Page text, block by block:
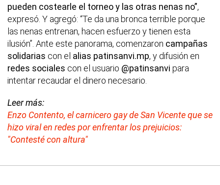
pueden costearle el torneo y las otras nenas no”,
expresó. Y agregó: “Te da una bronca terrible porque
las nenas entrenan, hacen esfuerzo y tienen esta
ilusión”. Ante este panorama, comenzaron campañas
solidarias con el alias patinsanvi.mp, y difusión en
redes sociales con el usuario @patinsanvi para
intentar recaudar el dinero necesario.
Leer más:
Enzo Contento, el carnicero gay de San Vicente que se
hizo viral en redes por enfrentar los prejuicios:
"Contesté con altura"